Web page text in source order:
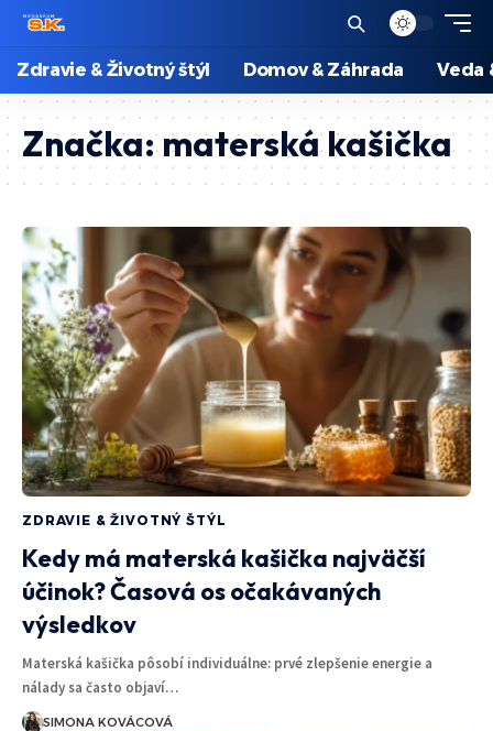
Zdravie & Životný štýl Domov & Záhrada Veda
Značka:materská kašička
ZDRAVIE & ŽIVOTNÝ ŠTÝL
Kedy má materská kašička najväčší
účinok? Časová os očakávaných
výsledkov
Materská kašička pôsobí individuálne: prvé zlepšenie energie a
nálady sa často objaví…
SIMONA KOVÁCOVÁ